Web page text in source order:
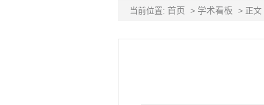
当前位置: 首页 > 学术看板 > 正文